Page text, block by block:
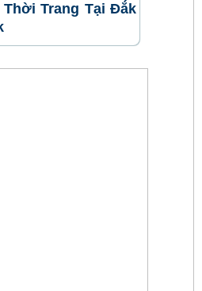
Thời Trang Tại Đắk